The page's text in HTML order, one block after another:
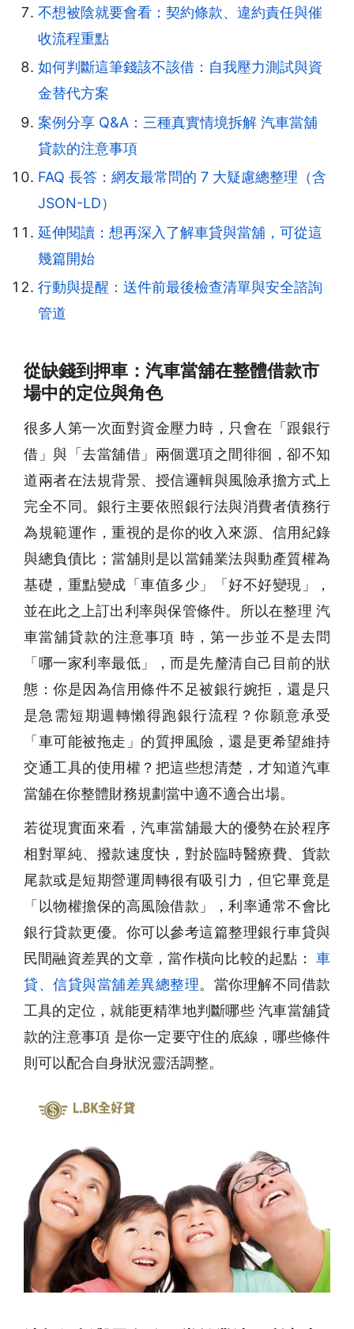
不想被陰就要會看：契約條款、違約責任與催
收流程重點
如何判斷這筆錢該不該借：自我壓力測試與資
金替代方案
案例分享 Q&A：三種真實情境拆解 汽車當舖
貸款的注意事項
FAQ 長答：網友最常問的 7 大疑慮總整理（含
JSON-LD）
延伸閱讀：想再深入了解車貸與當舖，可從這
幾篇開始
行動與提醒：送件前最後檢查清單與安全諮詢
管道
從缺錢到押車：汽車當舖在整體借款市
場中的定位與角色
很多人第一次面對資金壓力時，只會在「跟銀行
借」與「去當舖借」兩個選項之間徘徊，卻不知
道兩者在法規背景、授信邏輯與風險承擔方式上
完全不同。銀行主要依照銀行法與消費者債務行
為規範運作，重視的是你的收入來源、信用紀錄
與總負債比；當舖則是以當鋪業法與動產質權為
基礎，重點變成「車值多少」「好不好變現」，
並在此之上訂出利率與保管條件。所以在整理 汽
車當舖貸款的注意事項 時，第一步並不是去問
「哪一家利率最低」，而是先釐清自己目前的狀
態：你是因為信用條件不足被銀行婉拒，還是只
是急需短期週轉懶得跑銀行流程？你願意承受
「車可能被拖走」的質押風險，還是更希望維持
交通工具的使用權？把這些想清楚，才知道汽車
當舖在你整體財務規劃當中適不適合出場。
若從現實面來看，汽車當舖最大的優勢在於程序
相對單純、撥款速度快，對於臨時醫療費、貨款
尾款或是短期營運周轉很有吸引力，但它畢竟是
「以物權擔保的高風險借款」，利率通常不會比
銀行貸款更優。你可以參考這篇整理銀行車貸與
民間融資差異的文章，當作橫向比較的起點：
車
貸、信貸與當舖差異總整理。當你理解不同借款
工具的定位，就能更精準地判斷哪些 汽車當舖貸
款的注意事項 是你一定要守住的底線，哪些條件
則可以配合自身狀況靈活調整。